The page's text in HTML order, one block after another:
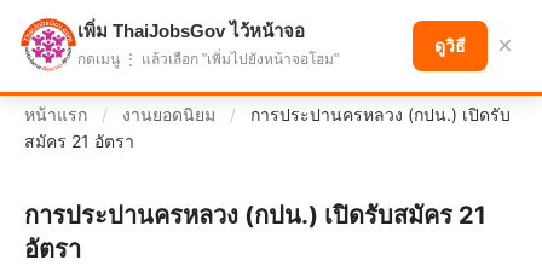
แบ่งปันโอกาส เพื่ออนาคตที่ก้าวหน้า
หน้าแรก / งานยอดนิยม /
การประปานครหลวง (กปน.) เปิดรับ
สมัคร 21 อัตรา
การประปานครหลวง (กปน.) เปิดรับสมัคร 21
อัตรา
เพิ่ม ThaiJobsGov ไว้หน้าจอ
กดเมนู ⋮ แล้วเลือก "เพิ่มไปยังหน้าจอโฮม"
ดูวิธี ×